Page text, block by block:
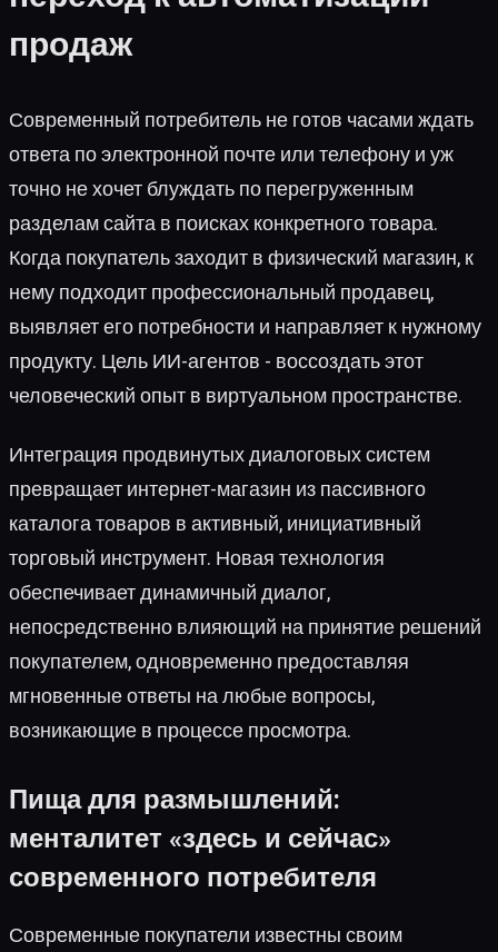
продаж
Современный потребитель не готов часами ждать
ответа по электронной почте или телефону и уж
точно не хочет блуждать по перегруженным
разделам сайта в поисках конкретного товара.
Когда покупатель заходит в физический магазин, к
нему подходит профессиональный продавец,
выявляет его потребности и направляет к нужному
продукту. Цель ИИ-агентов - воссоздать этот
человеческий опыт в виртуальном пространстве.
Интеграция продвинутых диалоговых систем
превращает интернет-магазин из пассивного
каталога товаров в активный, инициативный
торговый инструмент. Новая технология
обеспечивает динамичный диалог,
непосредственно влияющий на принятие решений
покупателем, одновременно предоставляя
мгновенные ответы на любые вопросы,
возникающие в процессе просмотра.
Пища для размышлений:
менталитет «здесь и сейчас»
современного потребителя
Современные покупатели известны своим